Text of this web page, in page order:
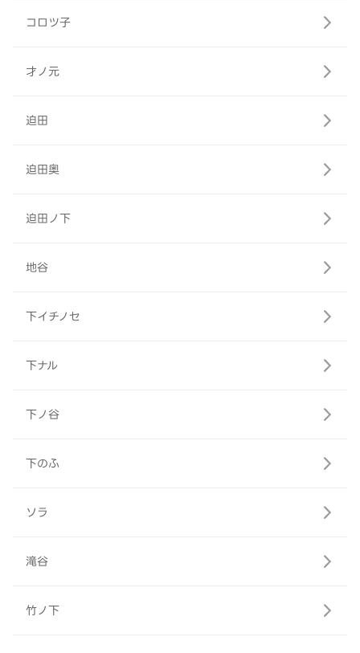
コロツ子
才ノ元
迫田
迫田奥
迫田ノ下
地谷
下イチノセ
下ナル
下ノ谷
下のふ
ソラ
滝谷
竹ノ下